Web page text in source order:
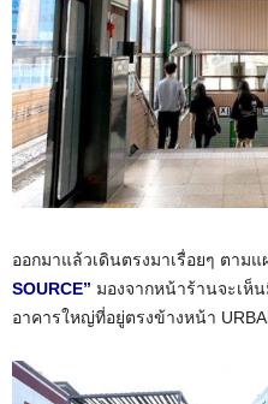
ออกมาแล้วเดินตรงมาเรื่อยๆ ตาม
SOURCE” มองจากหน้าร้านจะเห็
อาคารใหญ่ที่อยู่ตรงข้างหน้า